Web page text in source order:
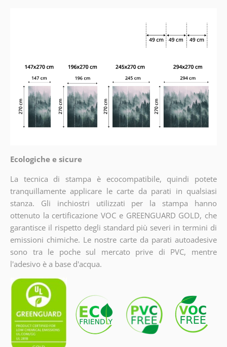
Ecologiche e sicure
La tecnica di stampa è ecocompatibile, quindi potete
tranquillamente applicare le carte da parati in qualsiasi
stanza. Gli inchiostri utilizzati per la stampa hanno
ottenuto la certificazione VOC e GREENGUARD GOLD, che
garantisce il rispetto degli standard più severi in termini di
emissioni chimiche. Le nostre carte da parati autoadesive
sono tra le poche sul mercato prive di PVC, mentre
l'adesivo è a base d'acqua.